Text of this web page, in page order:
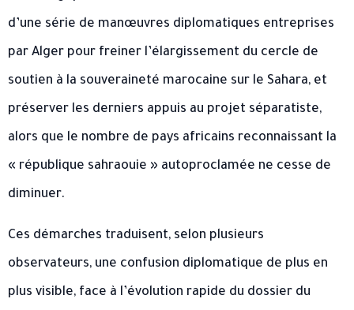
d’une série de manœuvres diplomatiques entreprises
par Alger pour freiner l’élargissement du cercle de
soutien à la souveraineté marocaine sur le Sahara, et
préserver les derniers appuis au projet séparatiste,
alors que le nombre de pays africains reconnaissant la
« république sahraouie » autoproclamée ne cesse de
diminuer.
Ces démarches traduisent, selon plusieurs
observateurs, une confusion diplomatique de plus en
plus visible, face à l’évolution rapide du dossier du